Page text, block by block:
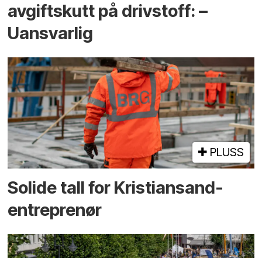
avgiftskutt på drivstoff: –
Uansvarlig
PLUSS
Solide tall for Kristiansand-
entreprenør